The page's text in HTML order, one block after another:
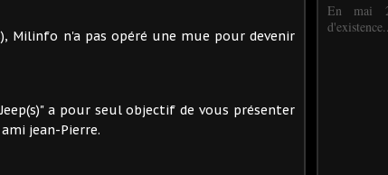
Milinfo n'a pas opéré une mue pour devenir
a pour seul objectif de vous présenter
jean-Pierre.
En mai